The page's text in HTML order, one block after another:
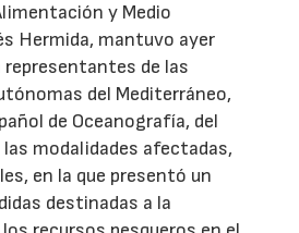
y Medio
Hermida, mantuvo ayer
representantes de las
del Mediterráneo,
de Oceanografía, del
modalidades afectadas,
en la que presentó un
destinadas a la